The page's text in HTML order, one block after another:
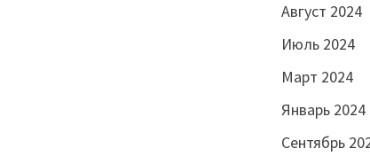
Август 2024
Июль 2024
Март 2024
Январь 2024
Сентябрь